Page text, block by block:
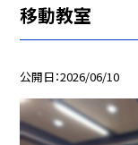
移動教室
公開日 2026/06/10